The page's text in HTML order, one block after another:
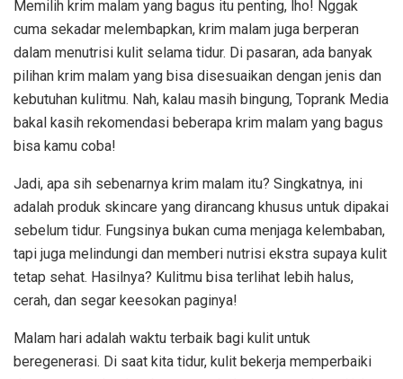
Memilih krim malam yang bagus itu penting, lho! Nggak
cuma sekadar melembapkan, krim malam juga berperan
dalam menutrisi kulit selama tidur. Di pasaran, ada banyak
pilihan krim malam yang bisa disesuaikan dengan jenis dan
kebutuhan kulitmu. Nah, kalau masih bingung, Toprank Media
bakal kasih rekomendasi beberapa krim malam yang bagus
bisa kamu coba!
Jadi, apa sih sebenarnya krim malam itu? Singkatnya, ini
adalah produk skincare yang dirancang khusus untuk dipakai
sebelum tidur. Fungsinya bukan cuma menjaga kelembaban,
tapi juga melindungi dan memberi nutrisi ekstra supaya kulit
tetap sehat. Hasilnya? Kulitmu bisa terlihat lebih halus,
cerah, dan segar keesokan paginya!
Malam hari adalah waktu terbaik bagi kulit untuk
beregenerasi. Di saat kita tidur, kulit bekerja memperbaiki